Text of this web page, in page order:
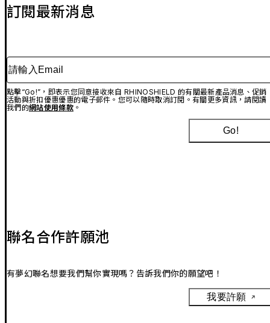
訂閱最新消息
請輸入Email
點擊“Go!”，即表示您同意接收來自 RHINOSHIELD 的有關最新產品消息、促銷
活動與折扣優惠優惠的電子郵件。您可以隨時取消訂閱。有關更多資訊，請閱讀
我們的網站使用條款。
Go!
聯名合作許願池
有夢幻聯名想要我們幫你實現嗎？告訴我們你的願望吧！
我要許願